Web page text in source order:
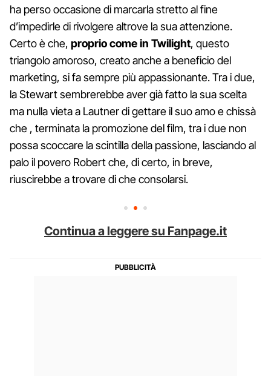
ha perso occasione di marcarla stretto al fine
d’impedirle di rivolgere altrove la sua attenzione.
Certo è che, proprio come in Twilight, questo
triangolo amoroso, creato anche a beneficio del
marketing, si fa sempre più appassionante. Tra i due,
la Stewart sembrerebbe aver già fatto la sua scelta
ma nulla vieta a Lautner di gettare il suo amo e chissà
che , terminata la promozione del film, tra i due non
possa scoccare la scintilla della passione, lasciando al
palo il povero Robert che, di certo, in breve,
riuscirebbe a trovare di che consolarsi.
Continua a leggere su Fanpage.it